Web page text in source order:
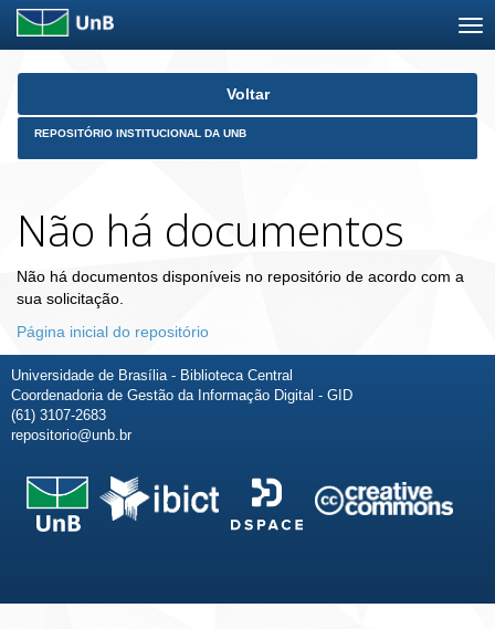
Skip
Voltar
REPOSITÓRIO INSTITUCIONAL DA UNB
Não há documentos
Não há documentos disponíveis no repositório de acordo com a
sua solicitação.
Página inicial do repositório
Universidade de Brasília - Biblioteca Central
Coordenadoria de Gestão da Informação Digital - GID
(61) 3107-2683
repositorio@unb.br